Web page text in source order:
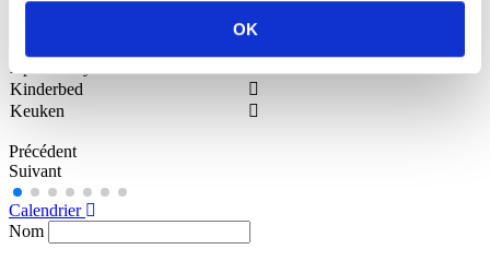
OK
Apart Entry
Kinderbed
Keuken
Précédent
Suivant
Calendrier
Nom